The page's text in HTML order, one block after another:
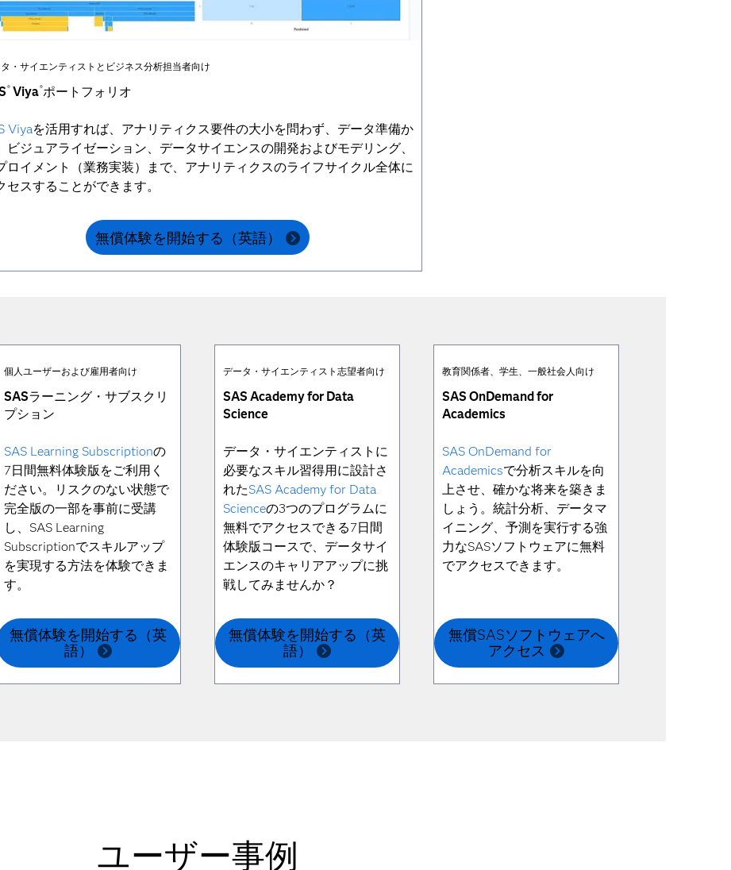
・サイエンティストとビジネス分析担当者向け
®Viya®ポートフォリオ
Viyaを活用すれば、アナリティクス要件の大小を問わず、データ準備か
ビジュアライゼーション、データサイエンスの開発およびモデリング、
ロイメント（業務実装）まで、アナリティクスのライフサイクル全体に
セスすることができます。
無償体験を開始する（英語）
個人ユーザーおよび雇用者向け
SASラーニング・サブスクリ
プション
SAS Learning Subscriptionの
7日間無料体験版をご利用く
ださい。リスクのない状態で
完全版の一部を事前に受講
し、SAS Learning
Subscriptionでスキルアップ
を実現する方法を体験できま
す。
無償体験を開始する（英
語）
データ・サイエンティスト志望者向け
SAS Academy for Data
Science
データ・サイエンティストに
必要なスキル習得用に設計さ
れたSAS Academy for Data
Scienceの3つのプログラムに
無料でアクセスできる7日間
体験版コースで、データサイ
エンスのキャリアアップに挑
戦してみませんか？
無償体験を開始する（英
語）
教育関係者、学生、一般社会人向け
SAS OnDemand for
Academics
SAS OnDemand for
Academicsで分析スキルを向
上させ、確かな将来を築きま
しょう。統計分析、データマ
イニング、予測を実行する強
力なSASソフトウェアに無料
でアクセスできます。
無償SASソフトウェアへ
アクセス
ユーザー事例